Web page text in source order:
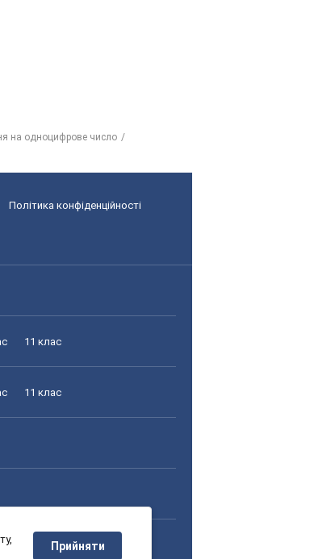
на одноцифрове число
Політика конфіденційності
11 клас
11 клас
11 класПрийняти